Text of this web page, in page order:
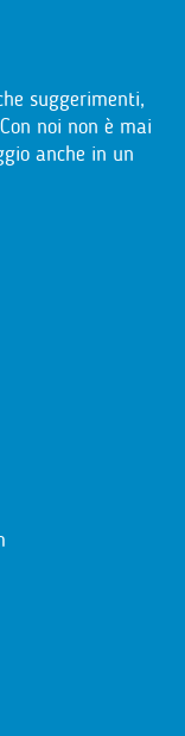
suggerimenti,
noi non è mai
anche in un